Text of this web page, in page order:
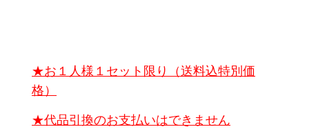
★お１人様１セット限り（送料込特別価
格）
★代品引換のお支払いはできません